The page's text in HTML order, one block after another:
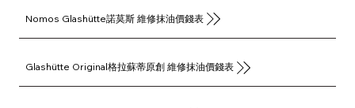
Nomos Glashütte諾莫斯 維修抹油價錢表
Glashütte Original格拉蘇蒂原創 維修抹油價錢表